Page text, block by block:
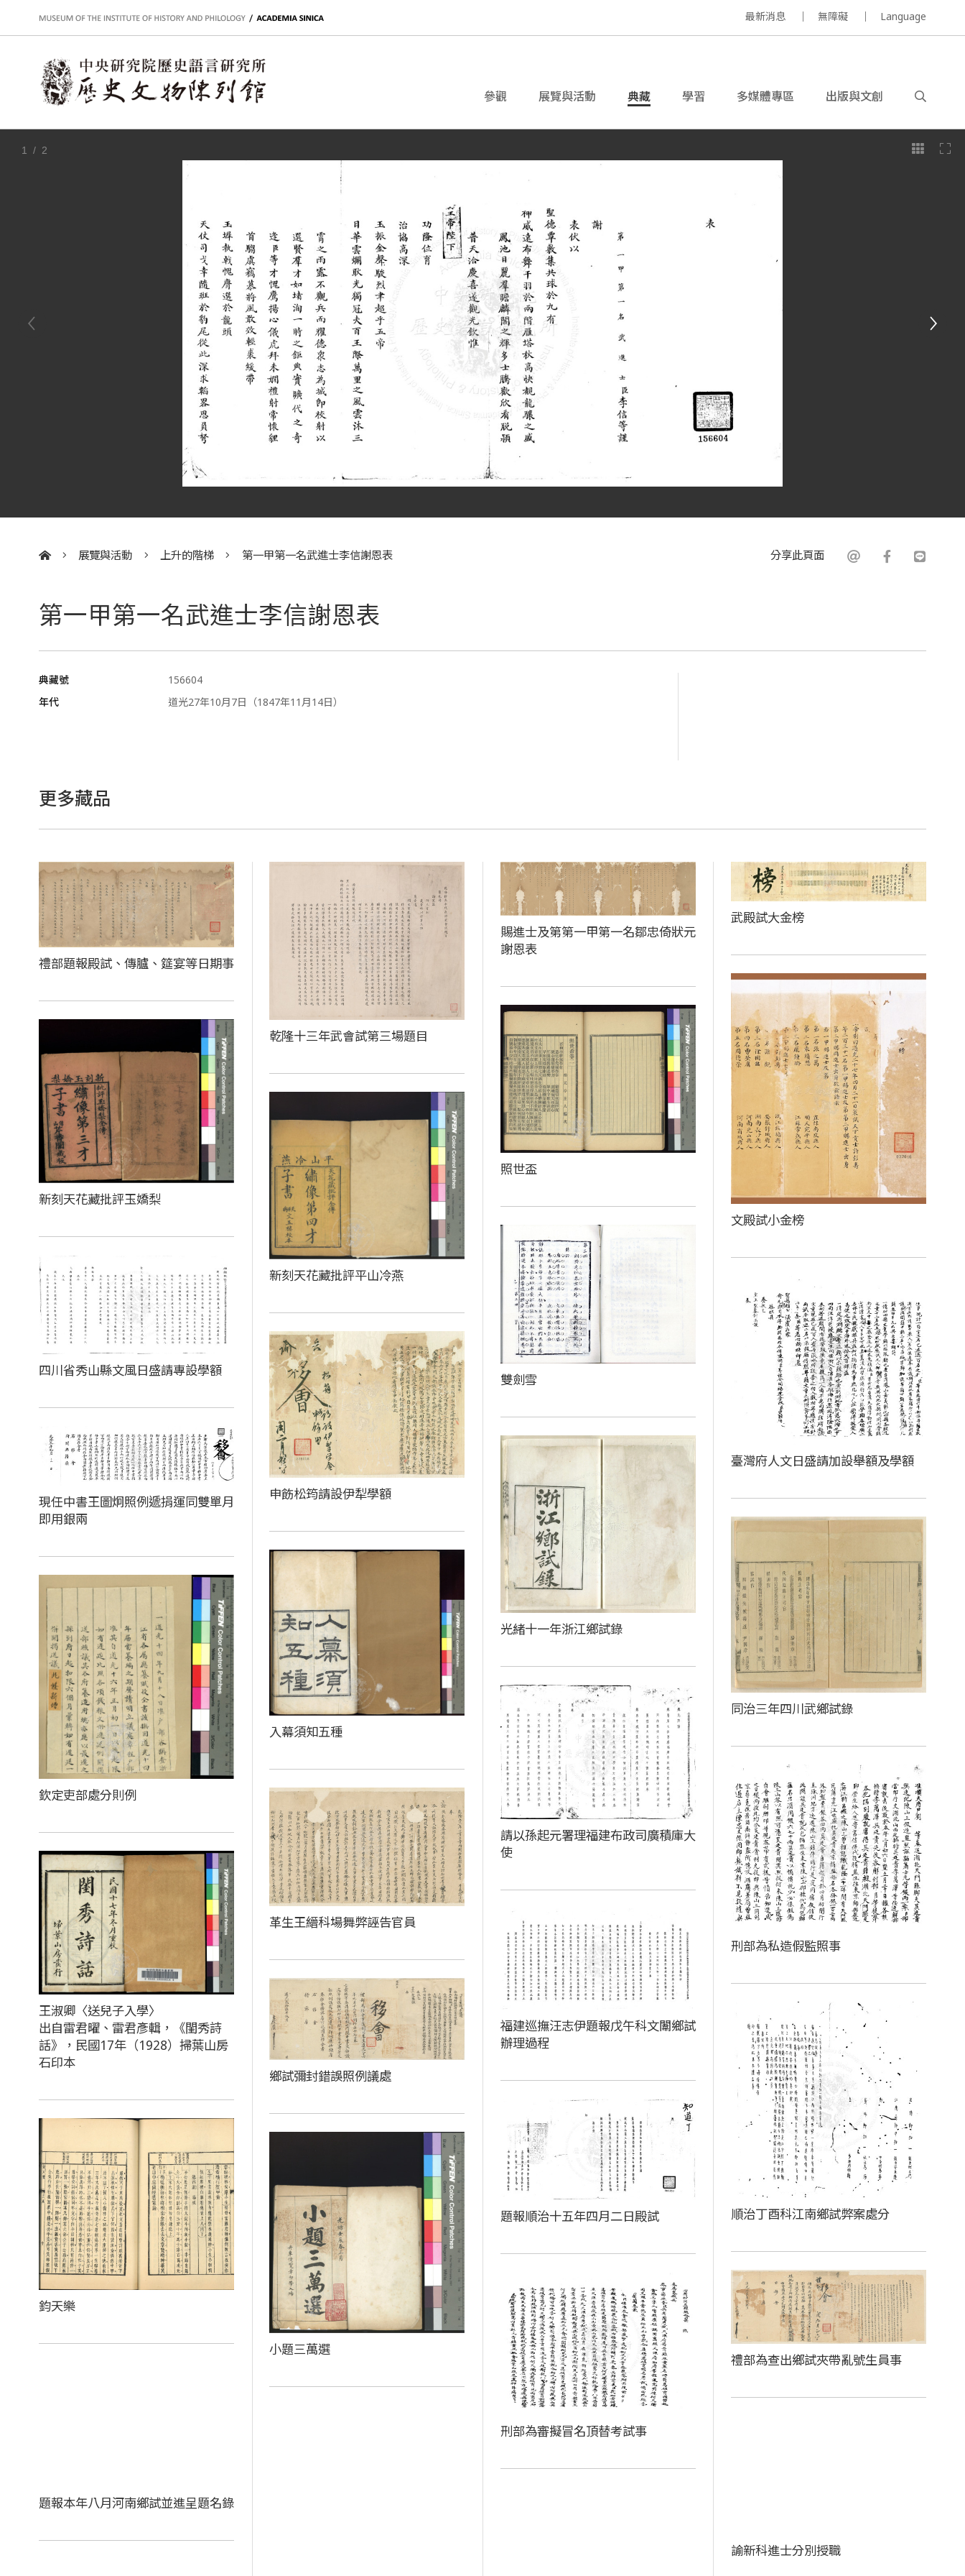
:::
最新消息 無障礙 Language
參觀 展覽與活動 典藏 學習 多媒體專區 出版與文創
1 / 2
展覽與活動 上升的階梯 第一甲第一名武進士李信謝恩表 分享此頁面
第一甲第一名武進士李信謝恩表
典藏號
156604
年代
道光27年10月7日（1847年11月14日）
更多藏品
禮部題報殿試、傳臚、筵宴等日期事
乾隆十三年武會試第三場題目
賜進士及第第一甲第一名鄒忠倚狀元
謝恩表
武殿試大金榜
文殿試小金榜
照世盃
新刻天花藏批評玉嬌梨
新刻天花藏批評平山冷燕
雙劍雪
四川省秀山縣文風日盛請專設學額
臺灣府人文日盛請加設舉額及學額
申飭松筠請設伊犁學額
現任中書王圖炯照例遞捐運同雙單月
即用銀兩
光緒十一年浙江鄉試錄
同治三年四川武鄉試錄
入幕須知五種
欽定吏部處分則例
請以孫起元署理福建布政司廣積庫大
使
刑部為私造假監照事
革生王縉科場舞弊誣告官員
王淑卿〈送兒子入學〉
出自雷君曜、雷君彥輯，《閨秀詩
話》，民國17年（1928）掃葉山房
石印本
福建巡撫汪志伊題報戊午科文闈鄉試
辦理過程
鄉試彌封錯誤照例議處
順治丁酉科江南鄉試弊案處分
題報順治十五年四月二日殿試
鈞天樂
小題三萬選
禮部為查出鄉試夾帶亂號生員事
刑部為審擬冒名頂替考試事
題報本年八月河南鄉試並進呈題名錄
諭新科進士分別授職